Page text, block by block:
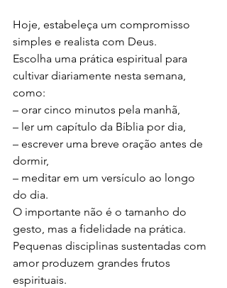
Hoje, estabeleça um compromisso
simples e realista com Deus.
Escolha uma prática espiritual para
cultivar diariamente nesta semana,
como:
– orar cinco minutos pela manhã,
– ler um capítulo da Bíblia por dia,
– escrever uma breve oração antes de
dormir,
– meditar em um versículo ao longo
do dia.
O importante não é o tamanho do
gesto, mas a fidelidade na prática.
Pequenas disciplinas sustentadas com
amor produzem grandes frutos
espirituais.